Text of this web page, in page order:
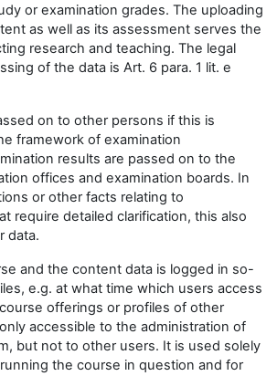
or examination grades. The uploading
as well as its assessment serves the
research and teaching. The legal
of the data is Art. 6 para. 1 lit. e
on to other persons if this is
framework of examination
results are passed on to the
offices and examination boards. In
or other facts relating to
require detailed clarification, this also
data.
and the content data is logged in so-
e.g. at what time which users access
offerings or profiles of other
accessible to the administration of
but not to other users. It is used solely
the course in question and for